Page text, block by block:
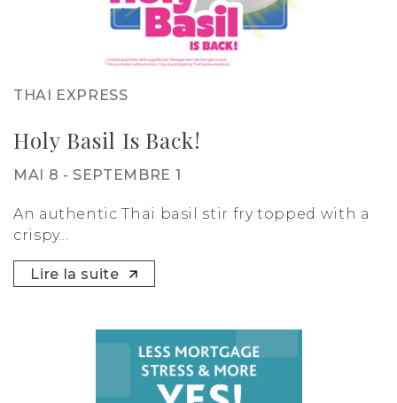
THAI EXPRESS
Holy Basil Is Back!
MAI 8 - SEPTEMBRE 1
An authentic Thai basil stir fry topped with a
crispy...
Lire la suite